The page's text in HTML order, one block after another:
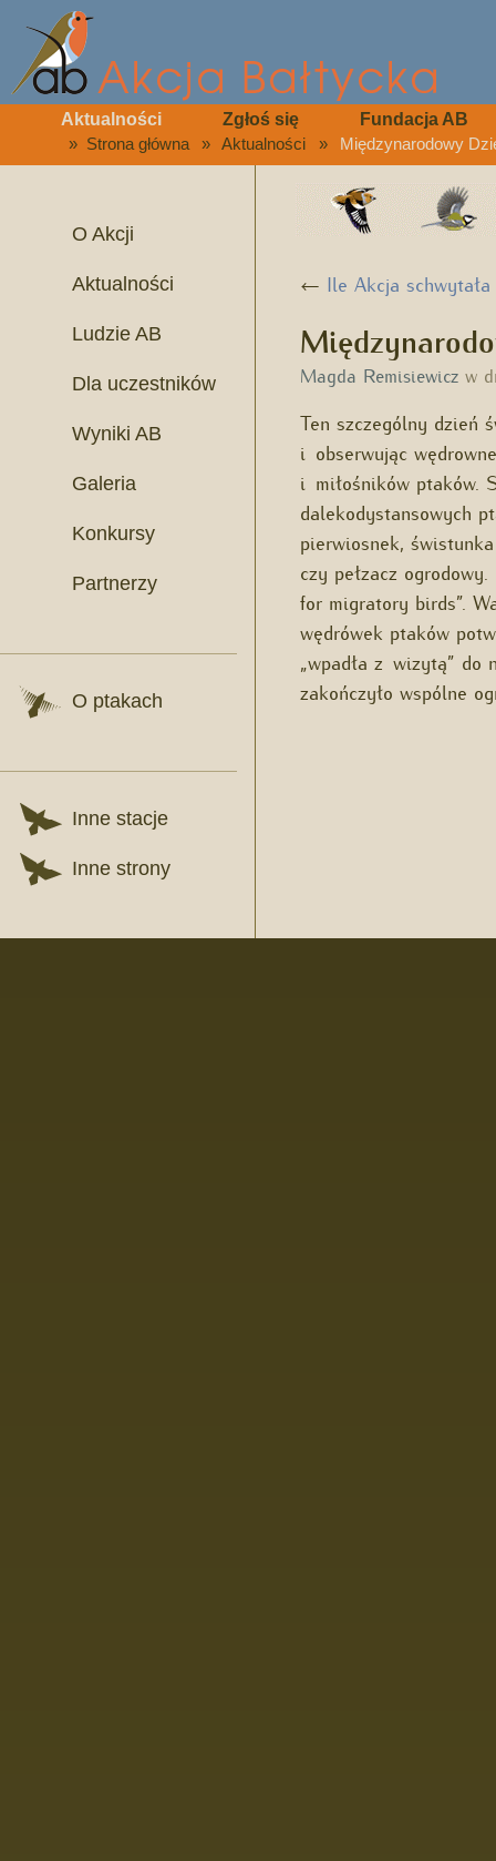
Aktualności Zgłoś się Fundacja AB
» Strona główna » Aktualności » Międzynarodowy
O Akcji
Aktualności
Ludzie AB
Dla uczestników
Wyniki AB
Galeria
Konkursy
Partnerzy
O ptakach
Inne stacje
Inne strony
← Ile Akcja
Magda Remisiewicz w
Ten szczególny dzień
i obserwując
i miłośników ptaków.
dalekodystansowych
pierwiosnek,
czy pełzacz
for migratory birds”.
wędrówek ptaków
„wpadła z wizytą”
zakończyło wspólne